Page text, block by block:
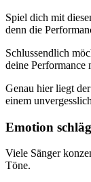
Spiel dich mit
denn die
Schlussendlich
deine Performance
Genau hier liegt
einem
Emotion
Viele Sänger
Töne.